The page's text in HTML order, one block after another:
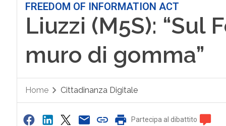
FREEDOM OF INFORMATION ACT
Liuzzi (M5S): “Sul
muro di gomma”
Home Cittadinanza Digitale
Partecipa al dibattito